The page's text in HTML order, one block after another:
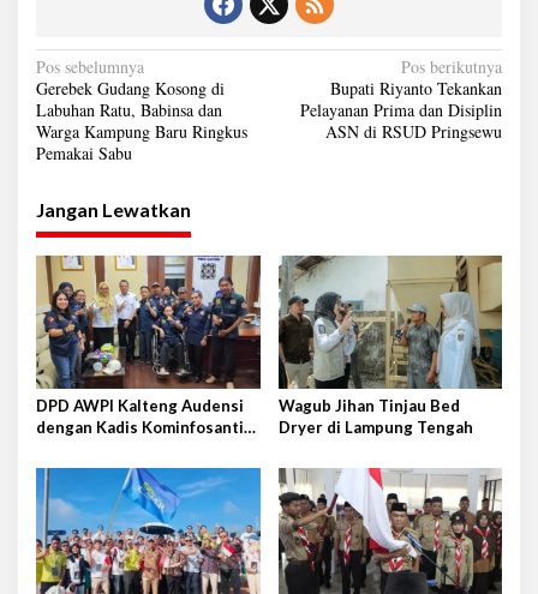
N
a
v
g
a
s
i
p
o
s
Pos sebelumnya
Gerebek Gudang Kosong di
Labuhan Ratu, Babinsa dan
Warga Kampung Baru Ringkus
Pemakai Sabu
Pos berikutnya
Bupati Riyanto Tekankan
Pelayanan Prima dan Disiplin
ASN di RSUD Pringsewu
Jangan Lewatkan
DPD AWPI Kalteng Audensi
dengan Kadis Kominfosantik
Rencana Kongnas II AWPI se-
Indonesia
Wagub Jihan Tinjau Bed
Dryer di Lampung Tengah